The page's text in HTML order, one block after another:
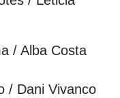
/ Alba Costa
/ Dani Vivanco